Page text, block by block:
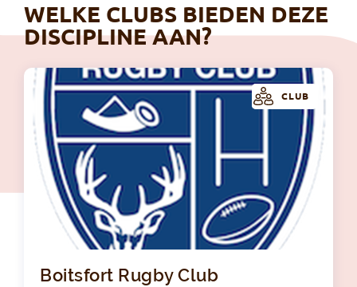
WELKE CLUBS BIEDEN DEZE
DISCIPLINE AAN?
CLUB
Boitsfort Rugby Club